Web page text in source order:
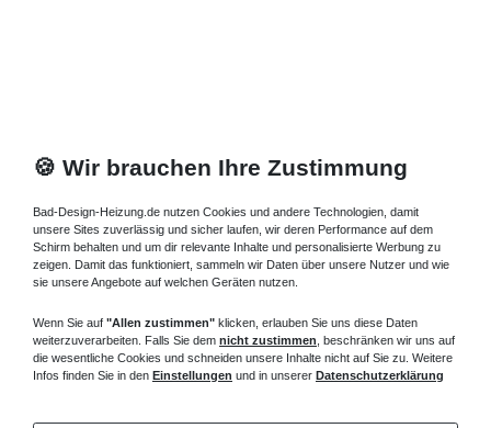
🍪 Wir brauchen Ihre Zustimmung
Bad-Design-Heizung.de nutzen Cookies und andere Technologien, damit
unsere Sites zuverlässig und sicher laufen, wir deren Performance auf dem
Schirm behalten und um dir relevante Inhalte und personalisierte Werbung zu
zeigen. Damit das funktioniert, sammeln wir Daten über unsere Nutzer und wie
sie unsere Angebote auf welchen Geräten nutzen.
Wenn Sie auf "Allen zustimmen" klicken, erlauben Sie uns diese Daten
weiterzuverarbeiten. Falls Sie dem nicht zustimmen , beschränken wir uns auf
die wesentliche Cookies und schneiden unsere Inhalte nicht auf Sie zu. Weitere
Infos finden Sie in den Einstellungen und in unserer Datenschutzerklärung